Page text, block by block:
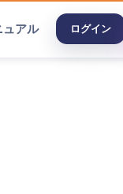
アル ログイン